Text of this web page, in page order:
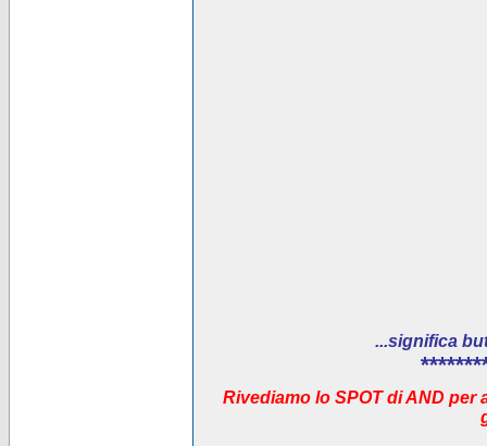
...significa
Rivediamo lo SPOT di AND